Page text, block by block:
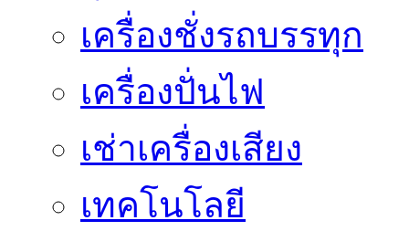
เครื่องชั่งรถบรรทุก
เครื่องปั่นไฟ
เช่าเครื่องเสียง
เทคโนโลยี